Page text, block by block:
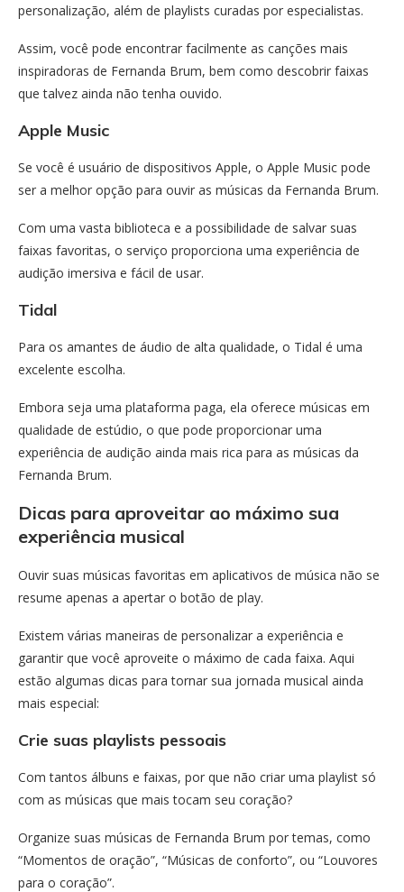
personalização, além de playlists curadas por especialistas.
Assim, você pode encontrar facilmente as canções mais
inspiradoras de Fernanda Brum, bem como descobrir faixas
que talvez ainda não tenha ouvido.
Apple Music
Se você é usuário de dispositivos Apple, o Apple Music pode
ser a melhor opção para ouvir as músicas da Fernanda Brum.
Com uma vasta biblioteca e a possibilidade de salvar suas
faixas favoritas, o serviço proporciona uma experiência de
audição imersiva e fácil de usar.
Tidal
Para os amantes de áudio de alta qualidade, o Tidal é uma
excelente escolha.
Embora seja uma plataforma paga, ela oferece músicas em
qualidade de estúdio, o que pode proporcionar uma
experiência de audição ainda mais rica para as músicas da
Fernanda Brum.
Dicas para aproveitar ao máximo sua
experiência musical
Ouvir suas músicas favoritas em aplicativos de música não se
resume apenas a apertar o botão de play.
Existem várias maneiras de personalizar a experiência e
garantir que você aproveite o máximo de cada faixa. Aqui
estão algumas dicas para tornar sua jornada musical ainda
mais especial:
Crie suas playlists pessoais
Com tantos álbuns e faixas, por que não criar uma playlist só
com as músicas que mais tocam seu coração?
Organize suas músicas de Fernanda Brum por temas, como
“Momentos de oração”, “Músicas de conforto”, ou “Louvores
para o coração”.